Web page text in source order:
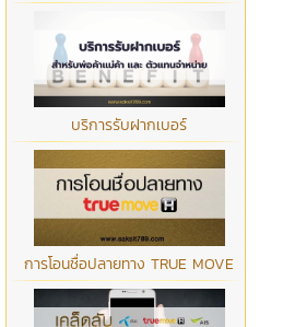
บริการรับฝากเบอร์
การโอนชื่อปลายทาง TRUE MOVE